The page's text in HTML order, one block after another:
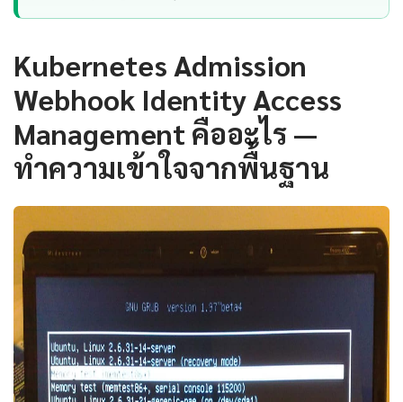
Kubernetes Admission
Webhook Identity Access
Management คืออะไร —
ทำความเข้าใจจากพื้นฐาน